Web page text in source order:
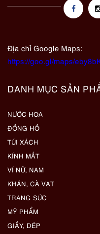
Địa chỉ Google Maps:
https://goo.gl/maps/
DANH MỤC SẢN
NƯỚC HOA
ĐỒNG HỒ
TÚI XÁCH
KÍNH MẮT
VÍ NỮ, NAM
KHĂN, CÀ VẠT
TRANG SỨC
MỸ PHẨM
GIẦY, DÉP